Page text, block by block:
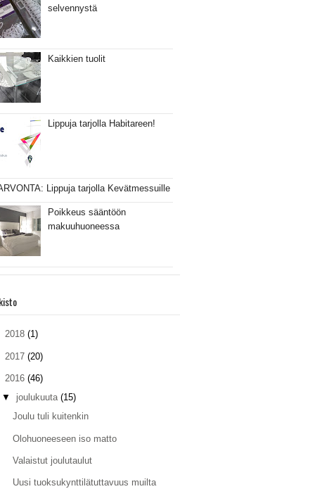
selvennystä
Kaikkien tuolit
Lippuja tarjolla Habitareen!
Lippuja tarjolla Kevätmessuille
Poikkeus sääntöön
makuuhuoneessa
2018 (1)
2017 (20)
2016 (46)
▼ joulukuuta (15)
Joulu tuli kuitenkin
Olohuoneeseen iso matto
Valaistut joulutaulut
Uusi tuoksukynttilätuttavuus muilta